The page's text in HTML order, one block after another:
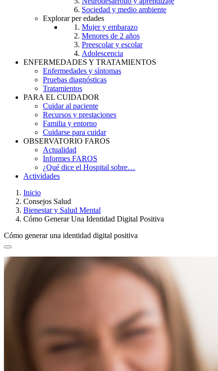
Sociedad y medio ambiente
Explorar per edades
Mujer y embarazo
Menores de 2 años
Preescolar y escolar
Adolescencia
ENFERMEDADES Y TRATAMIENTOS
Enfermedades y síntomas
Pruebas diagnósticas
Tratamientos
PARA EL CUIDADOR
Cuidar al paciente
Recursos y prestaciones
Familia y entorno
Cuidarse para cuidar
OBSERVATORIO FAROS
Actualidad
Informes FAROS
¿Qué dice el Hospital sobre…
Actividades
Breadcrumb
Inicio
Consejos Salud
Bienestar y Salud Mental
Cómo Generar Una Identidad Digital Positiva
Cómo generar una identidad digital positiva